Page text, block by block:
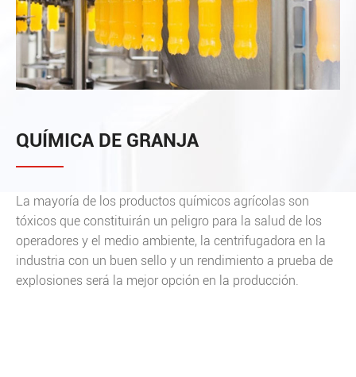
QUÍMICA DE GRANJA
La mayoría de los productos químicos agrícolas son
tóxicos que constituirán un peligro para la salud de los
operadores y el medio ambiente, la centrifugadora en la
industria con un buen sello y un rendimiento a prueba de
explosiones será la mejor opción en la producción.